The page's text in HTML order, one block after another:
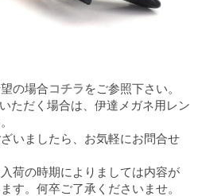
の場合コチラ をご参照下さい。
ただく場合は、伊達メガネ用レン
いましたら、お気軽にお問合せ
荷の時期によりましては内容が
す。何卒ご了承くださいませ。